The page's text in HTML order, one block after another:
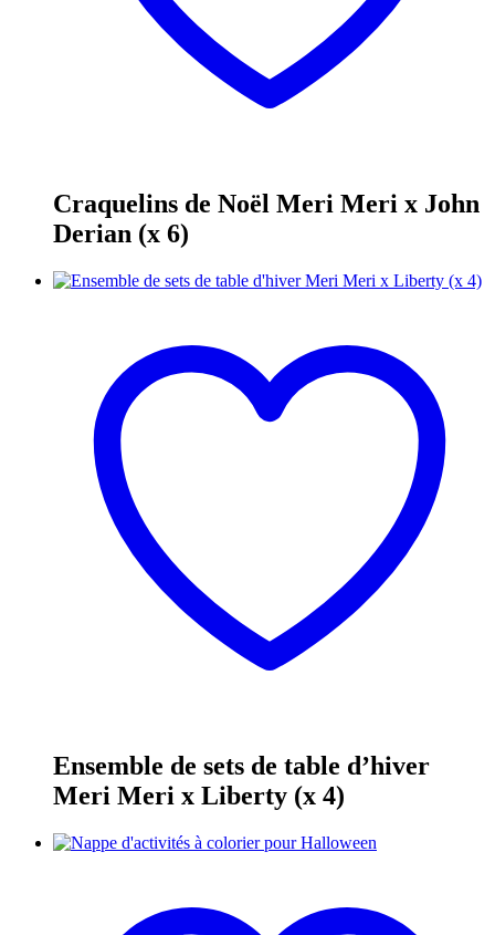
Craquelins de Noël Meri Meri x John
Derian (x 6)
Ensemble de sets de table d’hiver
Meri Meri x Liberty (x 4)